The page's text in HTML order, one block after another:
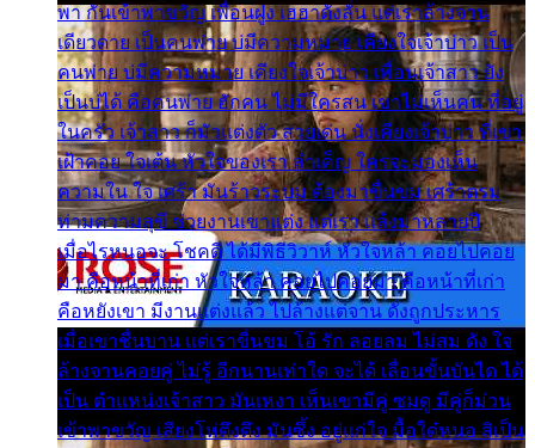
พา กันเข้าพาขวัญ เพื่อนฝูง เฮฮาดังลั่น แต่เราล้างจาน
เดียวดาย เป็นคนพ่าย บ่มีความหมาย เคียงใจเจ้าบ่าว เป็น
คนพ่าย บ่มีความหมาย เคียงใจเจ้าบ่าว เพื่อนเจ้าสาว ยัง
เป็นบ่ได้ คือคนพ่าย ฮักคน ไม่มีใครสน เขาไม่เห็นคน ที่อยู่
ในครัว เจ้าสาว ก็มัวแต่งตัว สวยเด่น นั่งเคียงเจ้าบ่าว ที่เขา
เฝ้าคอย ใจเต้น หัวใจของเรา ลำเค็ญ ใครจะมองเห็น
ความใน ใจ เศร้า มันร้าวระบม ต้องมาขื่นขม เศร้าตรม
ท่ามความสุขี ช่วยงานเขาแต่ง แต่เรา แล้งมาหลายปี
เมื่อไรหนอจะ โชคดี ได้มีพิธีวิวาห์ หัวใจหล้า คอยไปคอย
มา คือหน้าที่เก่า หัวใจหล้า คอยไปคอยมา คือหน้าที่เก่า
คือหยังเขา มีงานแต่งแล้ว ไปล้างแต่จาน ดั่งถูกประหาร
เมื่อเขาชื่นบาน แต่เราขื่นขม โอ้ รัก ลอยลม ไม่สม ดัง ใจ
ล้างจานคอยคู่ ไม่รู้ อีกนานเท่าใด จะได้ เลื่อนขั้นบันได ได้
เป็น ตำแหน่งเจ้าสาว มันเหงา เห็นเขามีคู่ ซมดู มีคู่ก็ม่วน
เข้าพาขวัญ เสียงโห่ตึงตึง มันซึ้ง อยู่แก่ใจ มื้อใด๋หนอ สิเป็น